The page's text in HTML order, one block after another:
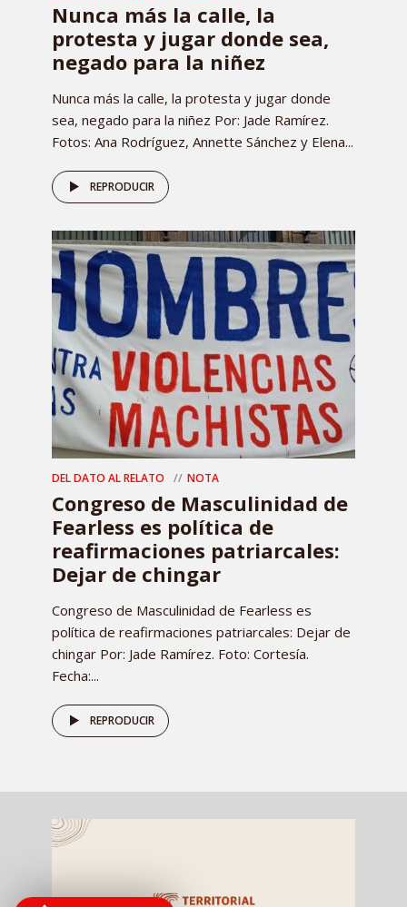
Nunca más la calle, la
protesta y jugar donde sea,
negado para la niñez
Nunca más la calle, la protesta y jugar donde
sea, negado para la niñez Por: Jade Ramírez.
Fotos: Ana Rodríguez, Annette Sánchez y Elena...
REPRODUCIR
DEL DATO AL RELATO NOTA
Congreso de Masculinidad de
Fearless es política de
reafirmaciones patriarcales:
Dejar de chingar
Congreso de Masculinidad de Fearless es
política de reafirmaciones patriarcales: Dejar de
chingar Por: Jade Ramírez. Foto: Cortesía.
Fecha:...
REPRODUCIR